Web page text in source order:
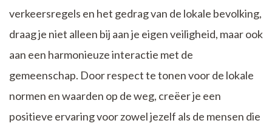
verkeersregels en het gedrag van de lokale bevolking,
draag je niet alleen bij aan je eigen veiligheid, maar ook
aan een harmonieuze interactie met de
gemeenschap. Door respect te tonen voor de lokale
normen en waarden op de weg, creëer je een
positieve ervaring voor zowel jezelf als de mensen die